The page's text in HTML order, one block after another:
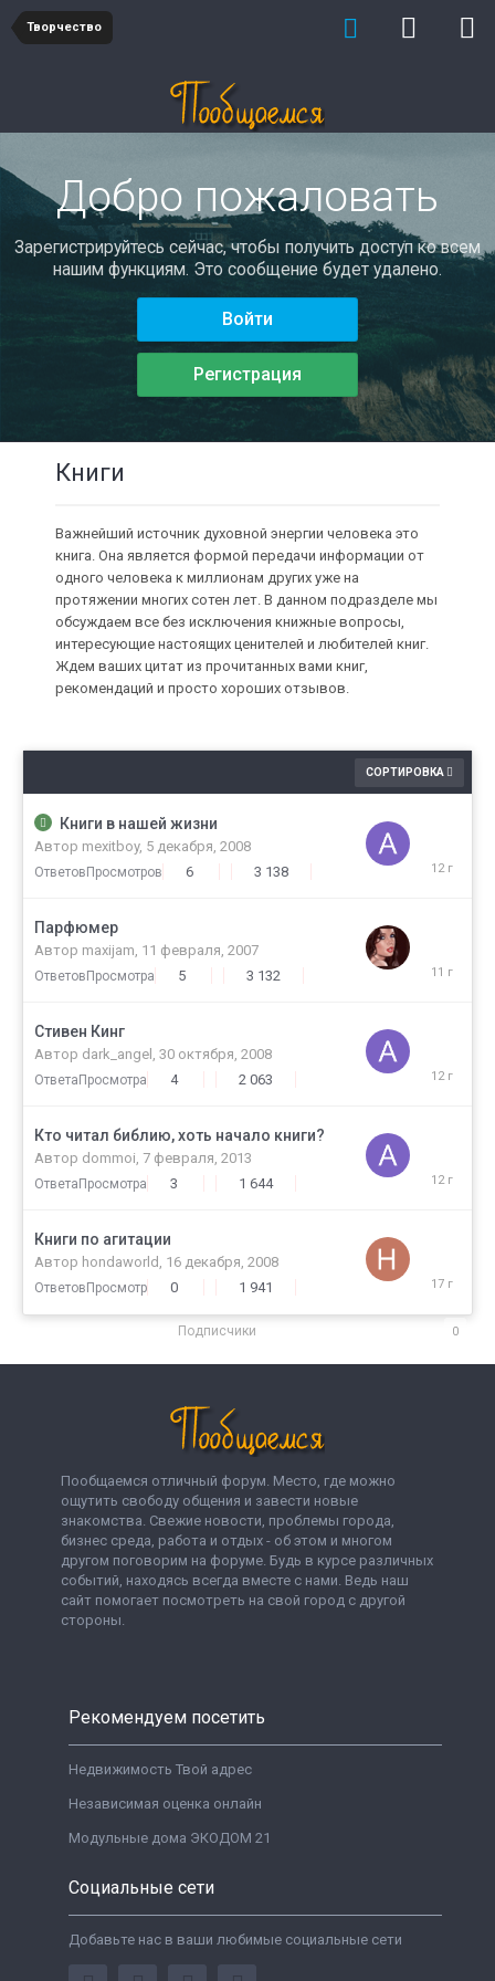
Творчество
Добро пожаловать
Зарегистрируйтесь сейчас, чтобы получить доступ ко всем
нашим функциям. Это сообщение будет удалено.
Войти
Регистрация
Книги
Важнейший источник духовной энергии человека это
книга. Она является формой передачи информации от
одного человека к миллионам других уже на
протяжении многих сотен лет. В данном подразделе мы
обсуждаем все без исключения книжные вопросы,
интересующие настоящих ценителей и любителей книг.
Ждем ваших цитат из прочитанных вами книг,
рекомендаций и просто хороших отзывов.
СОРТИРОВКА
Книги в нашей жизни
Автор mexitboy, 5 декабря, 2008
6
Ответов 3 138
Просмотров
2014
Парфюмер
Автор maxijam, 11 февраля, 2007
5
Ответов 3 132
Просмотра
2015
Стивен Кинг
Автор dark_angel , 30 октября, 2008
4
Ответа 2 063
Просмотра
2014
Кто читал библию, хоть начало книги?
Автор dommoi, 7 февраля, 2013
3
Ответа 1 644
Просмотра
2014
Книги по агитации
Автор hondaworld , 16 декабря, 2008
0
Ответов 1 941
Просмотр
2008
Подписчики 0
Пообщаемся отличный форум. Место, где можно
ощутить свободу общения и завести новые
знакомства. Свежие новости, проблемы города,
бизнес среда, работа и отдых - об этом и многом
другом поговорим на форуме. Будь в курсе различных
событий, находясь всегда вместе с нами. Ведь наш
сайт помогает посмотреть на свой город с другой
стороны.
Рекомендуем посетить
Недвижимость Твой адрес
Независимая оценка онлайн
Модульные дома ЭКОДОМ 21
Социальные сети
Добавьте нас в ваши любимые социальные сети